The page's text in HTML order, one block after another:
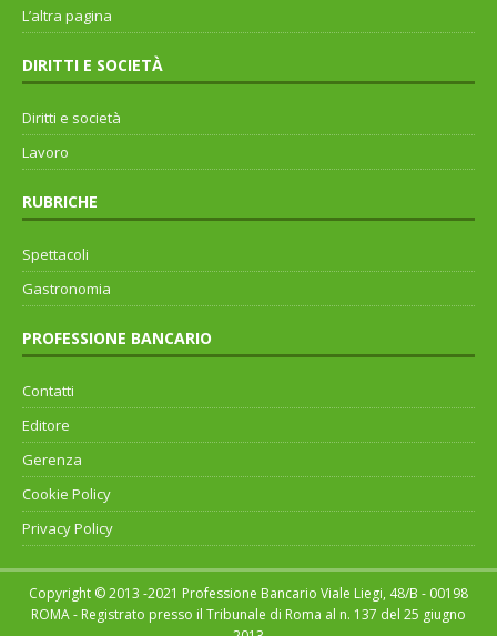
L’altra pagina
DIRITTI E SOCIETÀ
Diritti e società
Lavoro
RUBRICHE
Spettacoli
Gastronomia
PROFESSIONE BANCARIO
Contatti
Editore
Gerenza
Cookie Policy
Privacy Policy
Copyright © 2013 -2021 Professione Bancario Viale Liegi, 48/B - 00198
ROMA - Registrato presso il Tribunale di Roma al n. 137 del 25 giugno